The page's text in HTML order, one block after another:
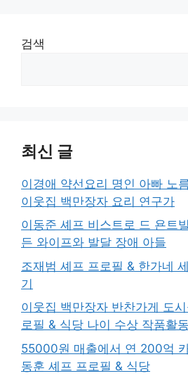
검색
최신 글
이경애 약선요리 명인 아빠 노
이웃집 백만장자 요리 연구가
이동준 셰프 비스트로 드 욘트
든 와이프와 발달 장애 아들
조재범 셰프 프로필 & 한가네
기
이웃집 백만장자 반찬가게 도
로필 & 식당 나이 수상 작품활동
55000원 매출에서 연 200억
동훈 셰프 프로필 & 식당